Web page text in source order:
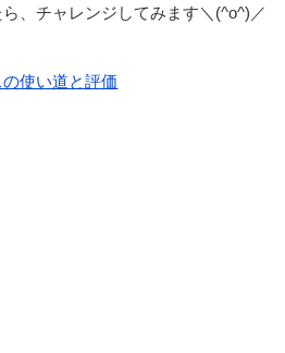
、チャレンジしてみます＼(^o^)／
の使い道と評価